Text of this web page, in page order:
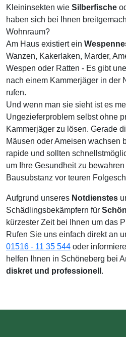
Kleininsekten wie Silberfische
haben sich bei Ihnen
Wohnraum?
Am Haus existiert ein
Wanzen, Kakerlaken, Marder,
Wespen oder Ratten - Es gibt
nach einem Kammerjäger in der
rufen.
Und wenn man sie sieht ist es
Ungezieferproblem selbst ohne
Kammerjäger zu lösen. Gerade
Mäusen oder Ameisen wachsen
rapide und sollten
um Ihre Gesundheit zu
Bausubstanz vor teuren
Aufgrund unseres Notdienstes
Schädlingsbekämpfern für
kürzester Zeit bei Ihnen um das
Rufen Sie uns einfach direkt an
01516 - 11 35 544 oder
helfen Ihnen in Schöneberg bei
diskret und professionell .